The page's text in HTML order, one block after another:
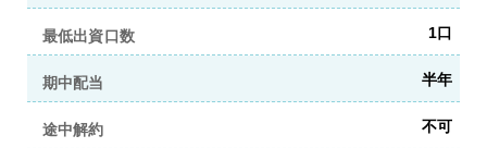
最低出資口数 1口
期中配当 半年
途中解約 不可